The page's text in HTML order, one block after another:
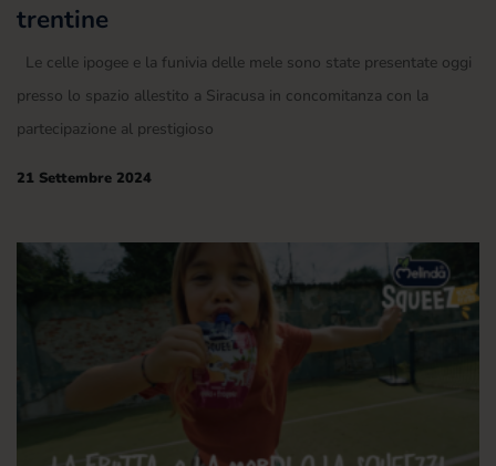
trentine
Le celle ipogee e la funivia delle mele sono state presentate oggi
presso lo spazio allestito a Siracusa in concomitanza con la
partecipazione al prestigioso
21 Settembre 2024